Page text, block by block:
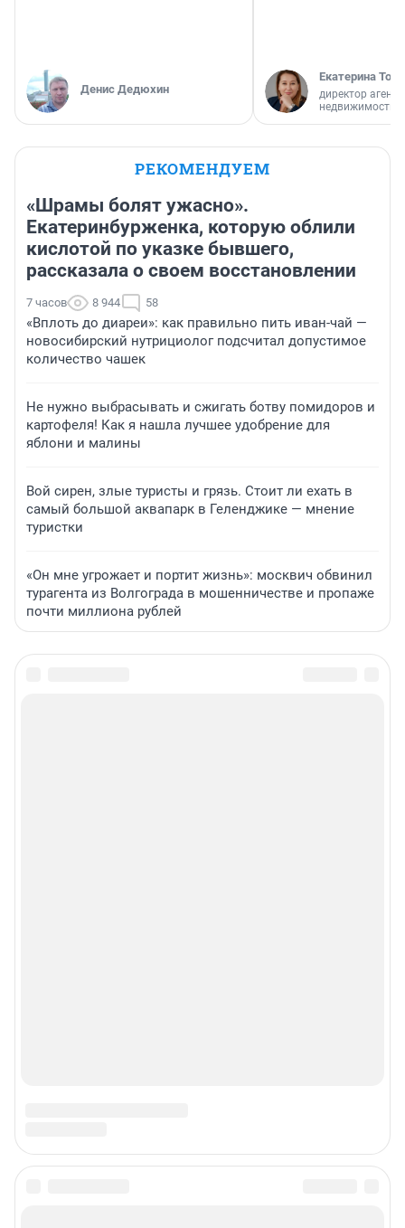
Денис Дедюхин
Екатерина
директор
недвижимости
РЕКОМЕНДУЕМ
«Шрамы болят ужасно».
Екатеринбурженка, которую облили
кислотой по указке бывшего,
рассказала о своем восстановлении
7 часов 8 944 58
«Вплоть до диареи»: как правильно пить иван-чай —
новосибирский нутрициолог подсчитал допустимое
количество чашек
Не нужно выбрасывать и сжигать ботву помидоров и
картофеля! Как я нашла лучшее удобрение для
яблони и малины
Вой сирен, злые туристы и грязь. Стоит ли ехать в
самый большой аквапарк в Геленджике — мнение
туристки
«Он мне угрожает и портит жизнь»: москвич обвинил
турагента из Волгограда в мошенничестве и пропаже
почти миллиона рублей